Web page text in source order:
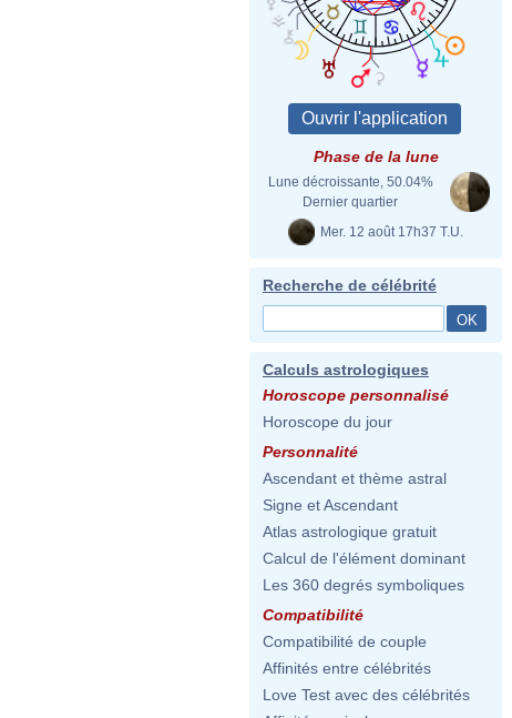
Phase de la lune
Lune décroissante, 50.04%
Dernier quartier
Mer. 12 août 17h37 T.U.
Recherche de célébrité
Calculs astrologiques
Horoscope personnalisé
Horoscope du jour
Personnalité
Ascendant et thème astral
Signe et Ascendant
Atlas astrologique gratuit
Calcul de l'élément dominant
Les 360 degrés symboliques
Compatibilité
Compatibilité de couple
Affinités entre célébrités
Love Test avec des célébrités